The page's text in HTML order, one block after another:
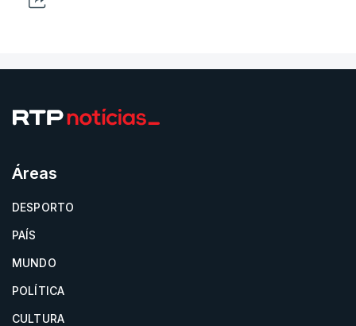
Áreas
DESPORTO
PAÍS
MUNDO
POLÍTICA
CULTURA